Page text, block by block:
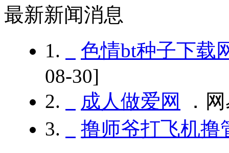
最新新闻消息
1.
色情bt种子下载
08-30]
2.
成人做爱网
．
3.
撸师爷打飞机撸